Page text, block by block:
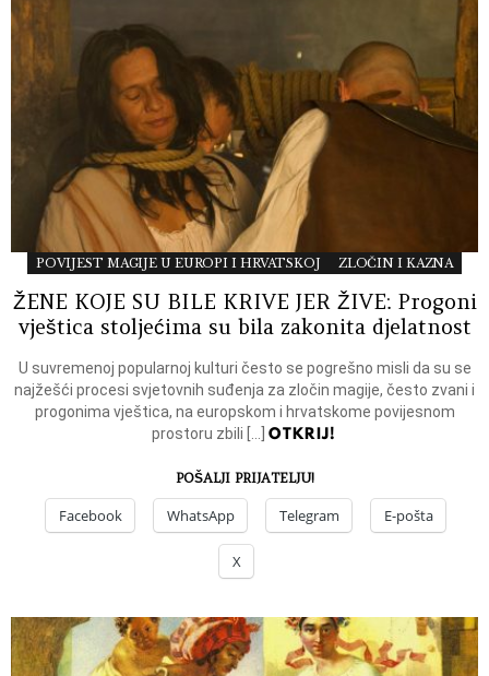
POVIJEST MAGIJE U EUROPI I HRVATSKOJ ZLOČIN I KAZNA
ŽENE KOJE SU BILE KRIVE JER ŽIVE: Progoni
vještica stoljećima su bila zakonita djelatnost
U suvremenoj popularnoj kulturi često se pogrešno misli da su se
najžešći procesi svjetovnih suđenja za zločin magije, često zvani i
progonima vještica, na europskom i hrvatskome povijesnom
prostoru zbili […]OTKRIJ!
POŠALJI PRIJATELJU!
Facebook WhatsApp Telegram E-pošta
X